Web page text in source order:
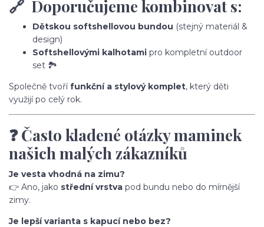
🔗 Doporučujeme kombinovat s:
Dětskou softshellovou bundou (stejný materiál &
design)
Softshellovými kalhotami pro kompletní outdoor
set 🏞️
Společně tvořífunkční a stylový komplet, který děti
využijí po celý rok.
❓ Často kladené otázky maminek
našich malých zákazníků
Je vesta vhodná na zimu?
👉 Ano, jako střední vrstva pod bundu nebo do mírnější
zimy.
Je lepší varianta s kapucí nebo bez?